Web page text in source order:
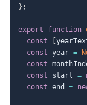
} ;
export function
const
const year =
const
const start =
const end =